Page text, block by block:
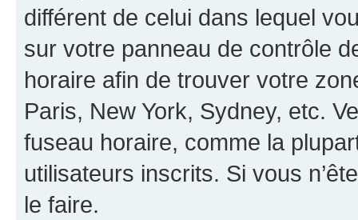
différent de celui dans lequel
sur votre panneau de contrôle
horaire afin de trouver votre
Paris, New York, Sydney, etc.
fuseau horaire, comme la
utilisateurs inscrits. Si vous
le faire.